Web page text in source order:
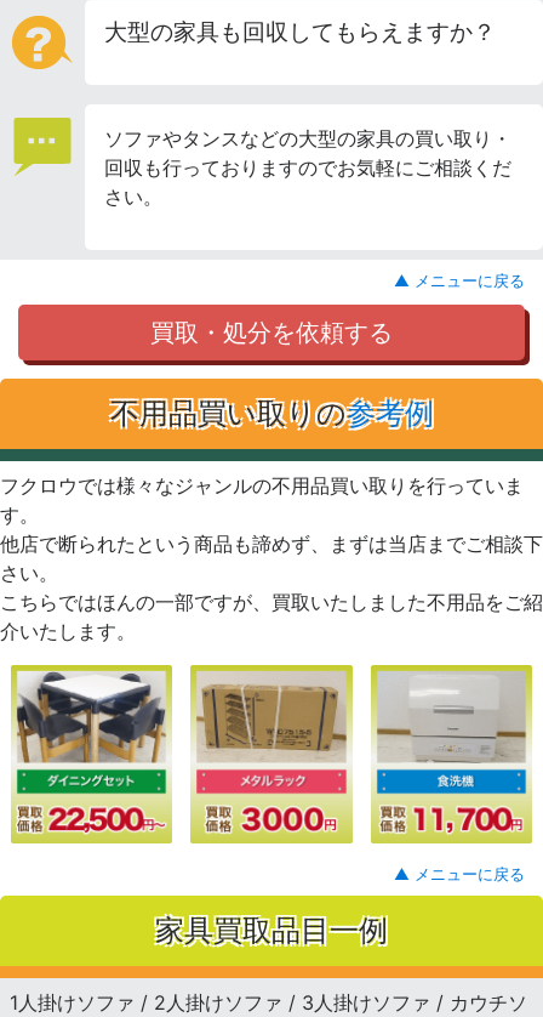
大型の家具も回収してもらえますか？
ソファやタンスなどの大型の家具の買い取り・
回収も行っておりますのでお気軽にご相談くだ
さい。
▲ メニューに戻る
買取・処分を依頼する
不用品買い取りの参考例
フクロウでは様々なジャンルの不用品買い取りを行っていま
す。
他店で断られたという商品も諦めず、まずは当店までご相談下
さい。
こちらではほんの一部ですが、買取いたしました不用品をご紹
介いたします。
▲ メニューに戻る
家具買取品目一例
1人掛けソファ / 2人掛けソファ / 3人掛けソファ / カウチソ